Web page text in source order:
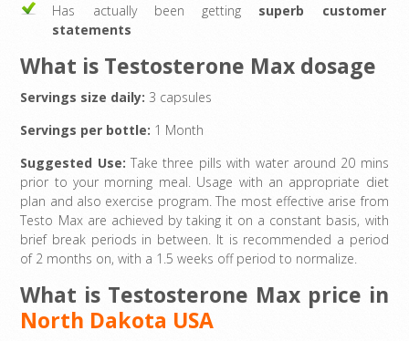
Has actually been getting superb customer
statements
What is Testosterone Max dosage
Servings size daily: 3 capsules
Servings per bottle: 1 Month
Suggested Use: Take three pills with water around 20 mins
prior to your morning meal. Usage with an appropriate diet
plan and also exercise program. The most effective arise from
Testo Max are achieved by taking it on a constant basis, with
brief break periods in between. It is recommended a period
of 2 months on, with a 1.5 weeks off period to normalize.
What is Testosterone Max price in
North Dakota USA